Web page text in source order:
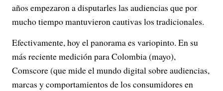
años empezaron a disputarles las audiencias que por
mucho tiempo mantuvieron cautivas los tradicionales.
Efectivamente, hoy el panorama es variopinto. En su
más reciente medición para Colombia (mayo),
Comscore (que mide el mundo digital sobre audiencias,
marcas y comportamientos de los consumidores en